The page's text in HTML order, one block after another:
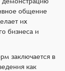
общение
их
бизнеса и
заключается в
как